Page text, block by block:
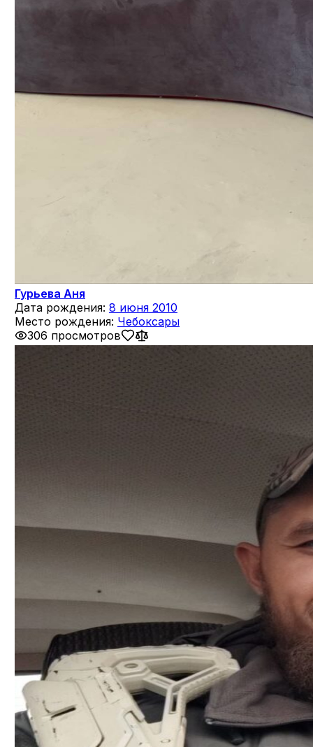
Гурьева Аня
Дата рождения: 8 июня 2010
Место рождения: Чебоксары
306 просмотров